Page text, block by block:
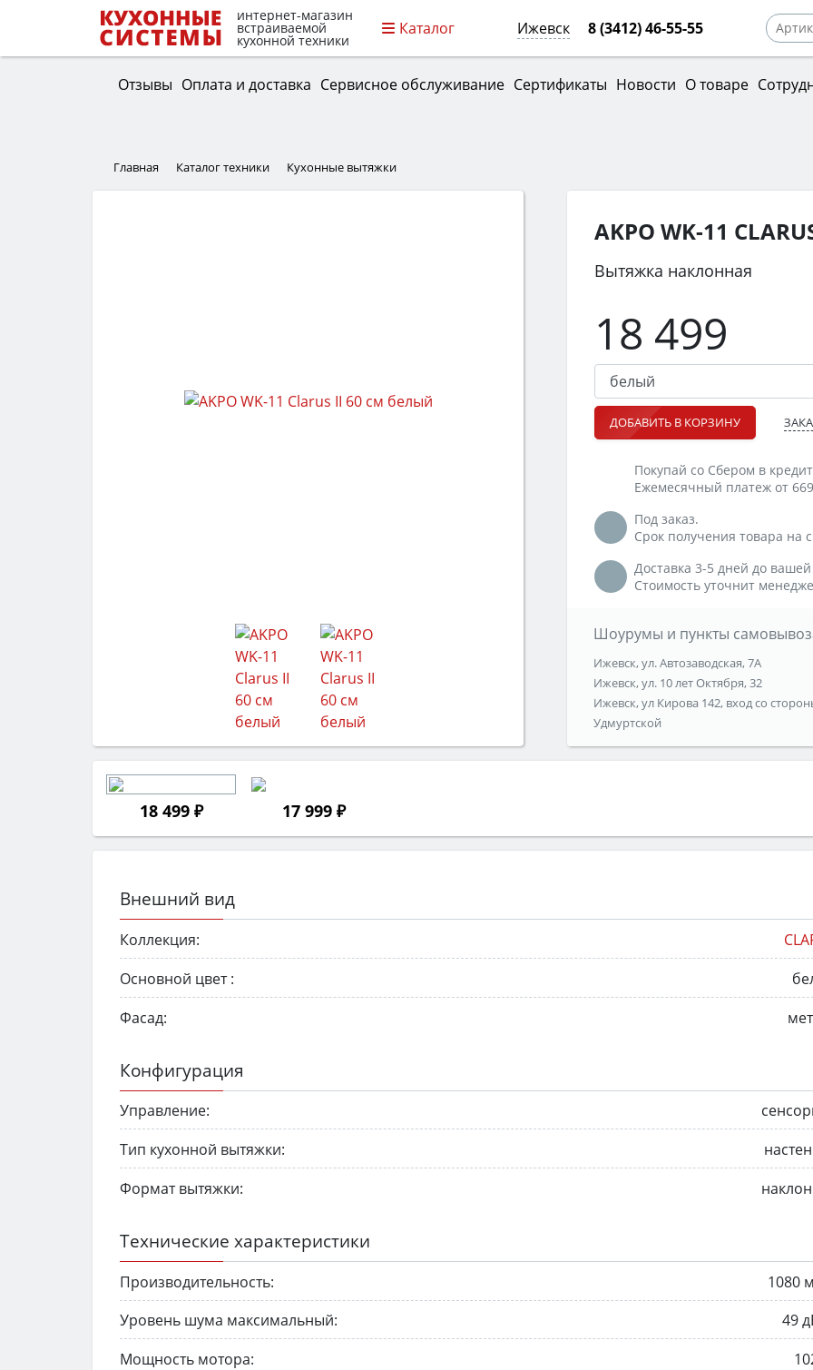
интернет-магазин
встраиваемой
кухонной техники
Каталог Ижевск 8 (3412) 46-55-55
Отзывы Оплата и доставка Сервисное обслуживание Сертификаты Новости О товаре
Главная Каталог техники Кухонные вытяжки
18 499 ₽ 17 999 ₽
AKPO WK-11
Вытяжка наклонная
18 499
ДОБАВИТЬ В КОРЗИНУ
Покупай со Сбером в
Ежемесячный платеж от
Под заказ.
Срок получения товара на
Доставка 3-5 дней до
Стоимость уточнит
Шоурумы и пункты
Ижевск, ул. Автозаводская, 7А
Ижевск, ул. 10 лет Октября, 32
Ижевск, ул Кирова 142, вход со
Удмуртской
Внешний вид
Коллекция:
Основной цвет :
Фасад:
Конфигурация
Управление:
Тип кухонной вытяжки:
Формат вытяжки:
Технические характеристики
Производительность:
1080
Уровень шума максимальный:
49
Мощность мотора: